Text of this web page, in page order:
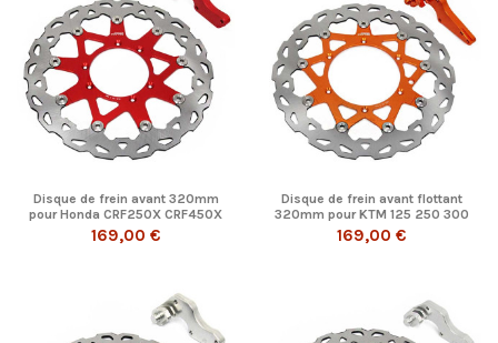
Disque de frein avant 320mm
pour Honda CRF250X CRF450X
CR250R...
169,00 €
Disque de frein avant flottant
320mm pour KTM 125 250 300
350 450...
169,00 €